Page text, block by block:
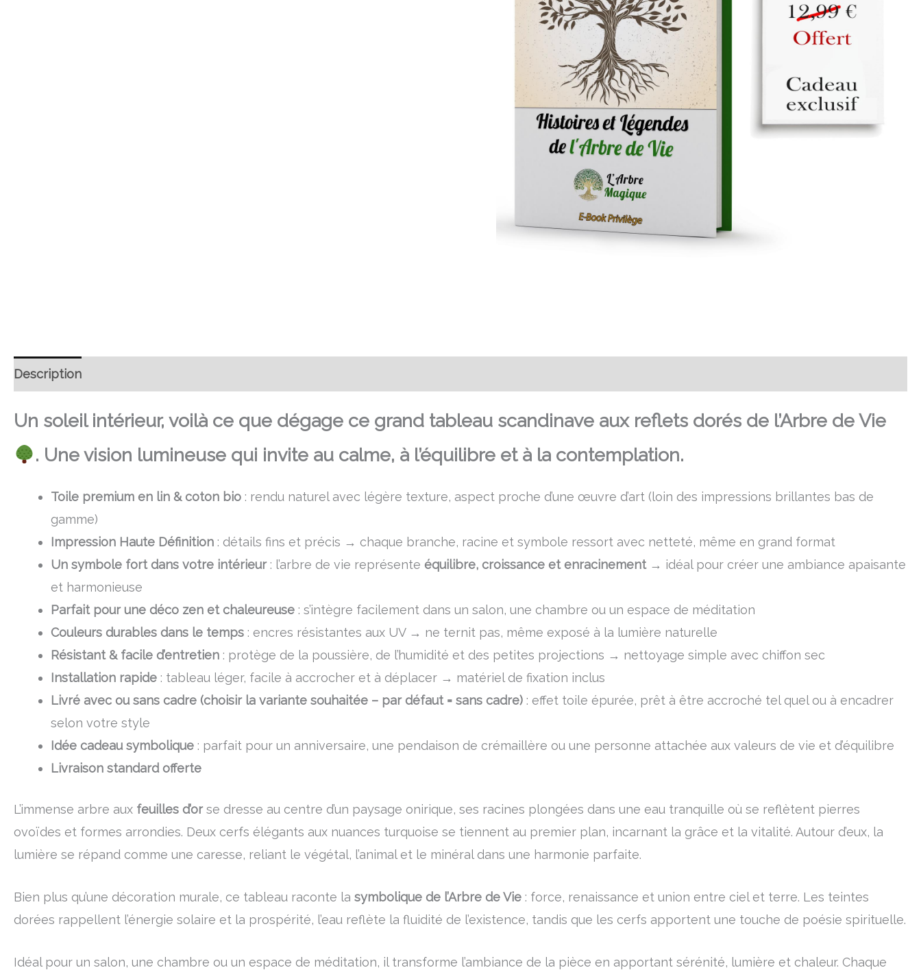
Description
Un soleil intérieur, voilà ce que dégage ce grand tableau scandinave aux reflets dorés de l’Arbre de Vie
. Une vision lumineuse qui invite au calme, à l’équilibre et à la contemplation.
Toile premium en lin & coton bio : rendu naturel avec légère texture, aspect proche d’une œuvre d’art (loin des impressions brillantes bas de
gamme)
Impression Haute Définition : détails fins et précis → chaque branche, racine et symbole ressort avec netteté, même en grand format
Un symbole fort dans votre intérieur: l’arbre de vie représente équilibre, croissance et enracinement→ idéal pour créer une ambiance apaisante
et harmonieuse
Parfait pour une déco zen et chaleureuse : s’intègre facilement dans un salon, une chambre ou un espace de méditation
Couleurs durables dans le temps : encres résistantes aux UV → ne ternit pas, même exposé à la lumière naturelle
Résistant & facile d’entretien : protège de la poussière, de l’humidité et des petites projections → nettoyage simple avec chiffon sec
Installation rapide : tableau léger, facile à accrocher et à déplacer → matériel de fixation inclus
Livré avec ou sans cadre (choisir la variante souhaitée – par défaut = sans cadre) : effet toile épurée, prêt à être accroché tel quel ou à encadrer
selon votre style
Idée cadeau symbolique : parfait pour un anniversaire, une pendaison de crémaillère ou une personne attachée aux valeurs de vie et d’équilibre
Livraison standard offerte
L’immense arbre aux feuilles d’orse dresse au centre d’un paysage onirique, ses racines plongées dans une eau tranquille où se reflètent pierres
ovoïdes et formes arrondies. Deux cerfs élégants aux nuances turquoise se tiennent au premier plan, incarnant la grâce et la vitalité. Autour d’eux, la
lumière se répand comme une caresse, reliant le végétal, l’animal et le minéral dans une harmonie parfaite.
Bien plus qu’une décoration murale, ce tableau raconte la symbolique de l’Arbre de Vie : force, renaissance et union entre ciel et terre. Les teintes
dorées rappellent l’énergie solaire et la prospérité, l’eau reflète la fluidité de l’existence, tandis que les cerfs apportent une touche de poésie spirituelle.
Idéal pour un salon, une chambre ou un espace de méditation, il transforme l’ambiance de la pièce en apportant sérénité, lumière et chaleur. Chaque